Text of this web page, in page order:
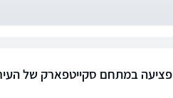
פציעה במתחם סקייטפארק של